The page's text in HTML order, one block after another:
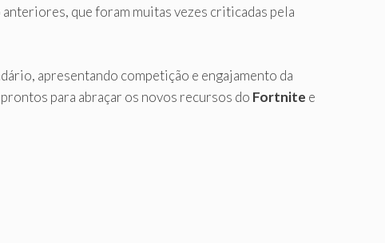
que foram muitas vezes criticadas pela
apresentando competição e engajamento da
para abraçar os novos recursos do Fortnite e